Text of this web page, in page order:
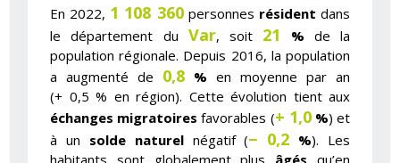
En 2022, 1 108 360personnes résident dans
le département du Var, soit 21 % de la
population régionale. Depuis 2016, la population
a augmenté de 0,8 % en moyenne par an
(+ 0,5 % en région). Cette évolution tient aux
échanges migratoires favorables (+ 1,0%) et
à un solde naturelnégatif (− 0,2 %). Les
habitants sont globalement plus âgés qu’en